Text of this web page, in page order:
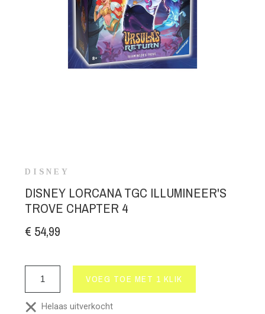
DISNEY
DISNEY LORCANA TGC ILLUMINEER'S
TROVE CHAPTER 4
€ 54,99
VOEG TOE MET 1 KLIK
Helaas uitverkocht